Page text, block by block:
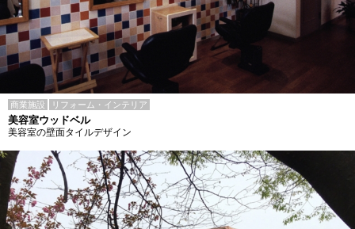
商業施設 リフォーム・インテリア
美容室ウッドベル
美容室の壁面タイルデザイン